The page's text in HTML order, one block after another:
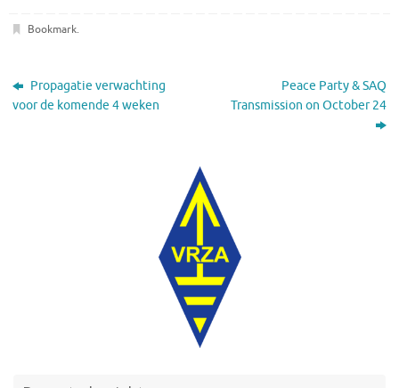
Bookmark.
Propagatie verwachting
voor de komende 4 weken
Peace Party & SAQ
Transmission on October 24